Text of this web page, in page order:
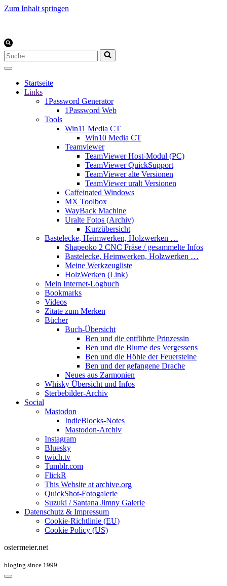
Zum Inhalt springen
Suchen
nach …
Startseite
Links
1Password Generator
1Password Web
Tools
Win11 Media CT
Win10 Media CT
Teamviewer
TeamViewer Host-Modul (PC)
TeamViewer QuickSupport
TeamViewer alte Versionen
TeamViewer uralt Versionen
Caffeinated Windows
MX Toolbox
WayBack Machine
Uralte Fotos (Archiv)
Kurzübersicht
Bastelecke, Heimwerken, Holzwerken …
Shapeoko 2 CNC Fräse / gesammelte Infos
Bastelecke, Heimwerken, Holzwerken …
Meine Werkzeugliste
HolzWerken (Link)
Mein Internet-Logbuch
Bookmarks
Videos
Zitate zum Merken
Bücher
Buch-Übersicht
Ben und die entführte Prinzessin
Ben und die Blume des Vergessens
Ben und die Höhle der Feuersteine
Ben und der gefangene Drache
Neues aus Zarmonien
Whisky Übersicht und Infos
Sterbebilder-Archiv
Social
Mastodon
IndieBlocks-Notes
Mastodon-Archiv
Instagram
Bluesky
twich.tv
Tumblr.com
FlickR
This Website at archive.org
QuickShot-Fotogalerie
Suzuki / Santana Jimny Galerie
Datenschutz & Impressum
Cookie-Richtlinie (EU)
Cookie Policy (US)
ostermeier.net
bloging since 1999